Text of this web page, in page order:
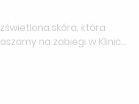
skóra, która
na zabiegi w Klinice
glow i zobacz
procedur.